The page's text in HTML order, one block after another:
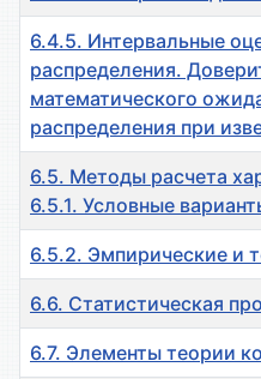
6.4.5. Интервальные
распределения.
математического
распределения при
6.5. Методы расчета
6.5.1. Условные
6.5.2. Эмпирические и
6.6. Статистическая
6.7. Элементы теории